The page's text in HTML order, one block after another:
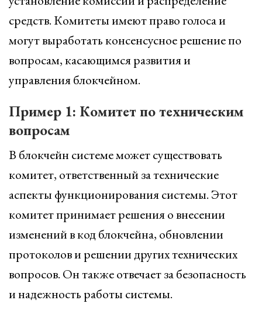
средств. Комитеты имеют право голоса и
могут выработать консенсусное решение по
вопросам, касающимся развития и
управления блокчейном.
Пример 1: Комитет по техническим
вопросам
В блокчейн системе может существовать
комитет, ответственный за технические
аспекты функционирования системы. Этот
комитет принимает решения о внесении
изменений в код блокчейна, обновлении
протоколов и решении других технических
вопросов. Он также отвечает за безопасность
и надежность работы системы.